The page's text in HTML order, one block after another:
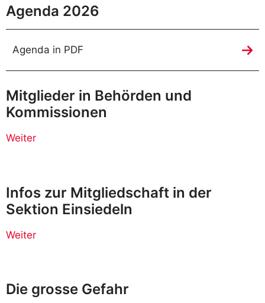
Agenda 2026
Agenda in PDF
Mitglieder in Behörden und
Kommissionen
Weiter
Infos zur Mitgliedschaft in der
Sektion Einsiedeln
Weiter
Die grosse Gefahr